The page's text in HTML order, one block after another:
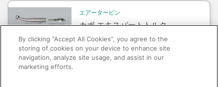
エアータービン
カボ エキスパートトルク
By clicking “Accept All Cookies”, you agree to the
storing of cookies on your device to enhance site
navigation, analyze site usage, and assist in our
marketing efforts.